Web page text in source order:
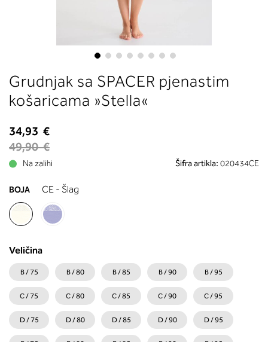
to
the
beginning
the
images
gallery
Grudnjak sa SPACER pjenastim
košaricama »Stella«
34,93 €
49,90 €
Na zalihi Šifra artikla: 020434CE
BOJA CE - Šlag
Veličina
B / 75 B / 80 B / 85 B / 90 B / 95
C / 75 C / 80 C / 85 C / 90 C / 95
D / 75 D / 80 D / 85 D / 90 D / 95
boste prebrali, katera globina
ustreza vaši meri (A, B …) – iščite v
stolpcu, ki ste ga določili s
obsegom.